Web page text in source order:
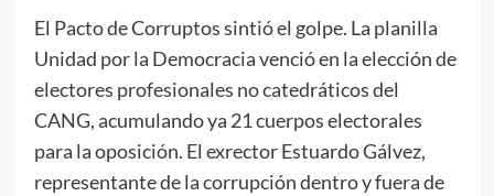
El Pacto de Corruptos sintió el golpe. La planilla
Unidad por la Democracia venció en la elección de
electores profesionales no catedráticos del
CANG, acumulando ya 21 cuerpos electorales
para la oposición. El exrector Estuardo Gálvez,
representante de la corrupción dentro y fuera de